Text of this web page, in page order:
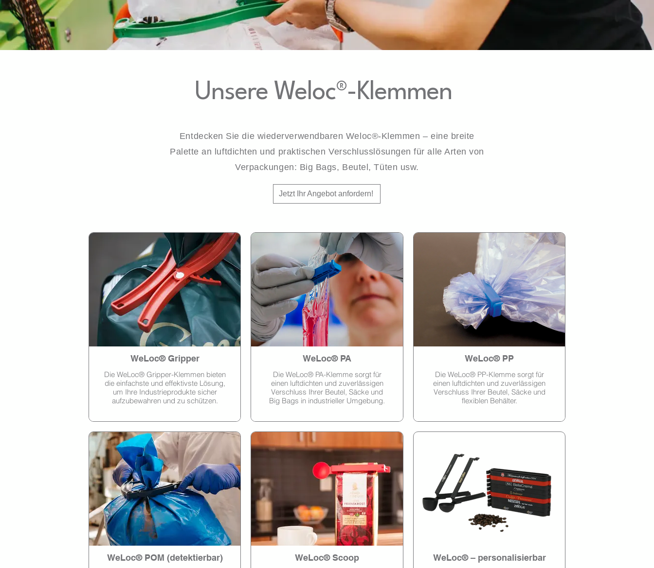
Unsere Weloc®-Klemmen
Entdecken Sie die wiederverwendbaren Weloc®-Klemmen – eine breite
Palette an luftdichten und praktischen Verschlusslösungen für alle Arten von
Verpackungen: Big Bags, Beutel, Tüten usw.
Jetzt Ihr Angebot anfordern!
WeLoc® Gripper
Die WeLoc® Gripper-Klemmen bieten
die einfachste und effektivste Lösung,
um Ihre Industrieprodukte sicher
aufzubewahren und zu schützen.
WeLoc® PA
Die WeLoc® PA-Klemme sorgt für
einen luftdichten und zuverlässigen
Verschluss Ihrer Beutel, Säcke und
Big Bags in industrieller Umgebung.
WeLoc® PP
Die WeLoc® PP-Klemme sorgt für
einen luftdichten und zuverlässigen
Verschluss Ihrer Beutel, Säcke und
flexiblen Behälter.
WeLoc® POM (detektierbar) WeLoc® Scoop WeLoc® – personalisierbar